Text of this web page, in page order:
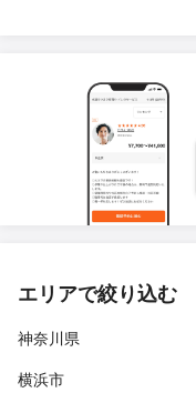
エリアで絞り込む
神奈川県
横浜市